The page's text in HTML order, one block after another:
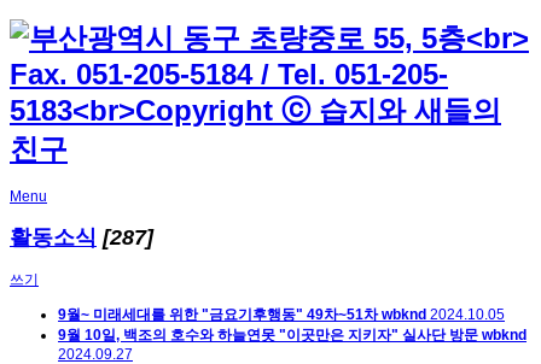
Menu
활동소식 [287]
쓰기
9월~ 미래세대를 위한 "금요기후행동" 49차~51차 wbknd 2024.10.05
9월 10일, 백조의 호수와 하늘연못 "이곳만은 지키자" 실사단 방문 wbknd
2024.09.27